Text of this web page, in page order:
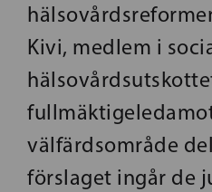
Kivi, medlem i
välfärdsområde
förslaget ingår de